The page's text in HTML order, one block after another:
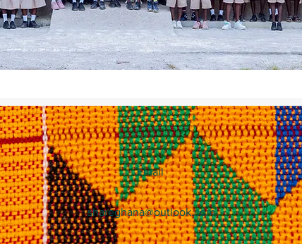
Email
shareghana@outlook.com